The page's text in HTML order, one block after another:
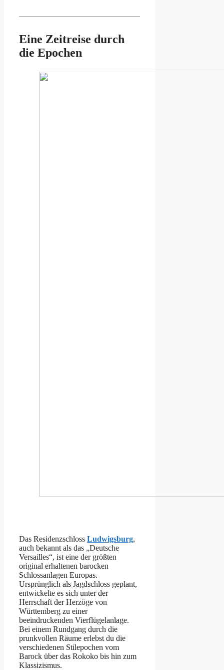
Eine Zeitreise durch
die Epochen
Das Residenzschloss Ludwigsburg,
auch bekannt als das „Deutsche
Versailles“, ist eine der größten
original erhaltenen barocken
Schlossanlagen Europas.
Ursprünglich als Jagdschloss geplant,
entwickelte es sich unter der
Herrschaft der Herzöge von
Württemberg zu einer
beeindruckenden Vierflügelanlage.
Bei einem Rundgang durch die
prunkvollen Räume erlebst du die
verschiedenen Stilepochen vom
Barock über das Rokoko bis hin zum
Klassizismus.